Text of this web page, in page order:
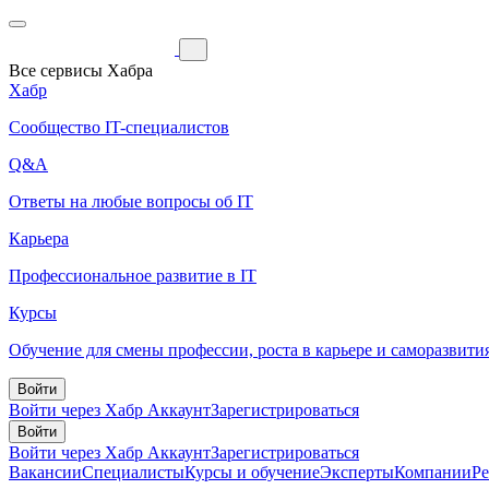
Все сервисы Хабра
Хабр
Сообщество IT-специалистов
Q&A
Ответы на любые вопросы об IT
Карьера
Профессиональное развитие в IT
Курсы
Обучение для смены профессии, роста в карьере и
Войти
Войти через Хабр АккаунтЗарегистрироваться
Войти
Войти через Хабр АккаунтЗарегистрироваться
ВакансииСпециалистыКурсы и обучениеЭкспертыКомпании